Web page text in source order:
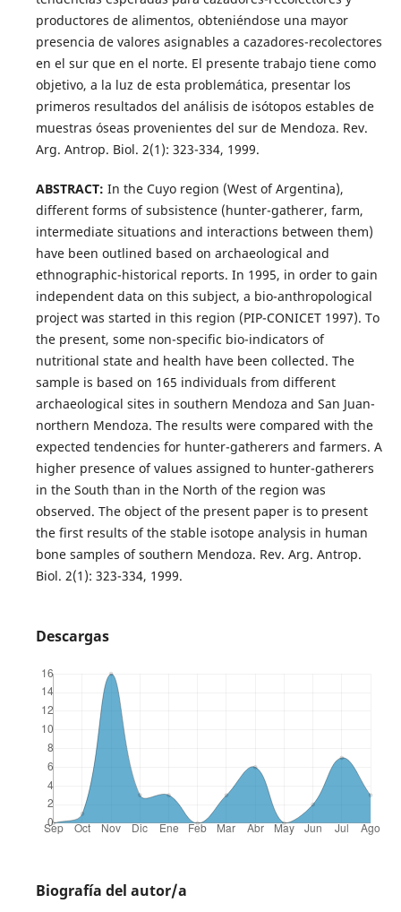
productores de alimentos, obteniéndose una mayor
presencia de valores asignables a cazadores-recolectores
en el sur que en el norte. El presente trabajo tiene como
objetivo, a la luz de esta problemática, presentar los
primeros resultados del análisis de isótopos estables de
muestras óseas provenientes del sur de Mendoza. Rev.
Arg. Antrop. Biol. 2(1): 323-334, 1999.
ABSTRACT: In the Cuyo region (West of Argentina),
different forms of subsistence (hunter-gatherer, farm,
intermediate situations and interactions between them)
have been outlined based on archaeological and
ethnographic-historical reports. In 1995, in order to gain
independent data on this subject, a bio-anthropological
project was started in this region (PIP-CONICET 1997). To
the present, some non-specific bio-indicators of
nutritional state and health have been collected. The
sample is based on 165 individuals from different
archaeological sites in southern Mendoza and San Juan-
northern Mendoza. The results were compared with the
expected tendencies for hunter-gatherers and farmers. A
higher presence of values assigned to hunter-gatherers
in the South than in the North of the region was
observed. The object of the present paper is to present
the first results of the stable isotope analysis in human
bone samples of southern Mendoza. Rev. Arg. Antrop.
Biol. 2(1): 323-334, 1999.
Descargas
Biografía del autor/a